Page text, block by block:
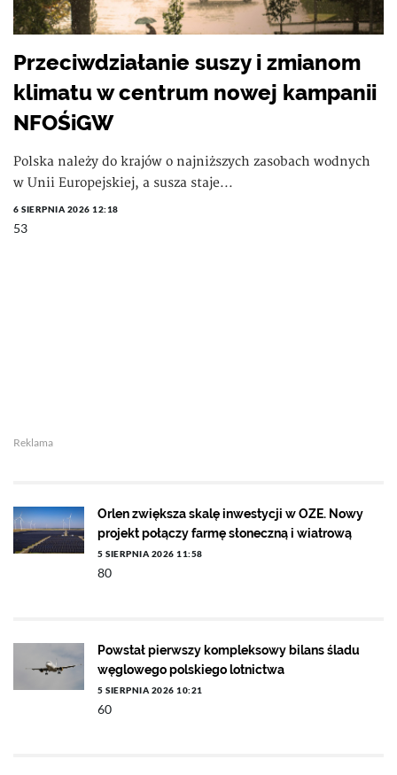
Przeciwdziałanie suszy i zmianom
klimatu w centrum nowej kampanii
NFOŚiGW
Polska należy do krajów o najniższych zasobach wodnych
w Unii Europejskiej, a susza staje...
6 SIERPNIA 2026 12:18
53
Reklama
Orlen zwiększa skalę inwestycji w OZE. Nowy
projekt połączy farmę słoneczną i wiatrową
5 SIERPNIA 2026 11:58
80
Powstał pierwszy kompleksowy bilans śladu
węglowego polskiego lotnictwa
5 SIERPNIA 2026 10:21
60